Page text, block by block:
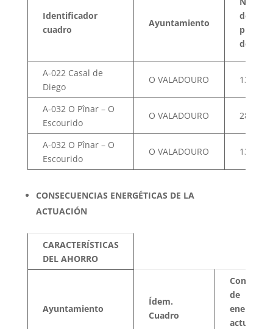
Identificador
cuadro
Ayuntamiento
de
puntos
de luz
A-022 Casal de
Diego
O VALADOURO 13
A-032 O Pînar – O
Escourido
O VALADOURO 28
A-032 O Pînar – O
Escourido
O VALADOURO 13
CONSECUENCIAS ENERGÉTICAS DE LA
ACTUACIÓN
CARACTERÍSTICAS
DEL AHORRO
Ayuntamiento
Ídem.
Cuadro
Consumo
de
energía
actual